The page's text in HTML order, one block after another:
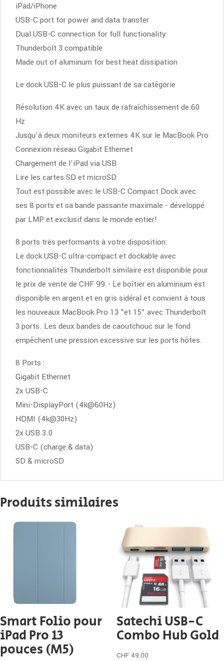
iPad/iPhone
USB-C port for power and data transfer
Dual USB-C connection for full functionality
Thunderbolt 3 compatible
Made out of aluminum for best heat dissipation
Le dock USB-C le plus puissant de sa catégorie
Résolution 4K avec un taux de rafraîchissement de 60
Hz
Jusqu'à deux moniteurs externes 4K sur le MacBook Pro
Connexion réseau Gigabit Ethernet
Chargement de l'iPad via USB
Lire les cartes SD et microSD
Tout est possible avec le USB-C Compact Dock avec
ses 8 ports et sa bande passante maximale - développé
par LMP et exclusif dans le monde entier!
8 ports très performants à votre disposition:
Le dock USB-C ultra-compact et dockable avec
fonctionnalités Thunderbolt similaire est disponible pour
le prix de vente de CHF 99.- Le boîtier en aluminium est
disponible en argent et en gris sidéral et convient à tous
les nouveaux MacBook Pro 13 "et 15" avec Thunderbolt
3 ports. Les deux bandes de caoutchouc sur le fond
empêchent une pression excessive sur les ports hôtes.
8 Ports :
Gigabit Ethernet
2x USB-C
Mini-DisplayPort (4k@60Hz)
HDMI (4k@30Hz)
2x USB 3.0
USB-C (charge & data)
SD & microSD
Produits similaires
Smart Folio pour
iPad Pro 13
pouces (M5)
Satechi USB-C
Combo Hub Gold
CHF 49.00